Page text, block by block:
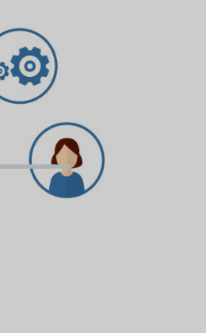
organized or your team...
marketing